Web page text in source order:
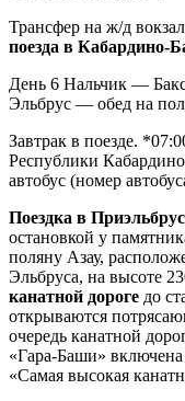
Трансфер на ж/д
поезда в Кабардино-
День 6 Нальчик —
Эльбрус — обед на
Завтрак в поезде.
Республики
автобус (номер
Поездка в
остановкой у
поляну Азау,
Эльбруса, на высоте
канатной дороге до
открываются
очередь канатной
«Гара-Баши»
«Самая высокая